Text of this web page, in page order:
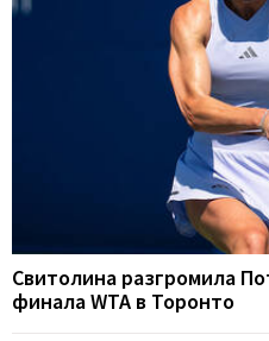
Свитолина разгромила
финала WTA в Торонто